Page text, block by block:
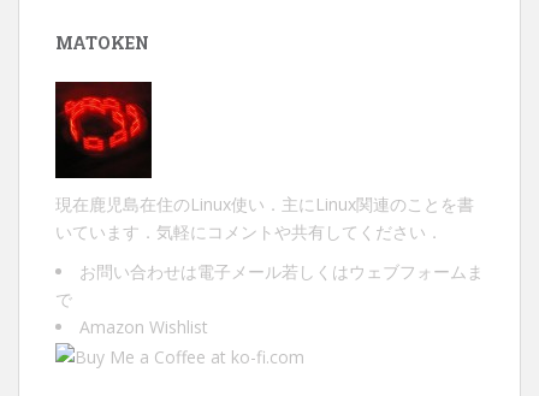
MATOKEN
現在鹿児島在住のLinux使い．主にLinux関連のことを書
いています．気軽にコメントや共有してください．
お問い合わせは電子メール若しくは ウェブフォーム ま
で
Amazon Wishlist